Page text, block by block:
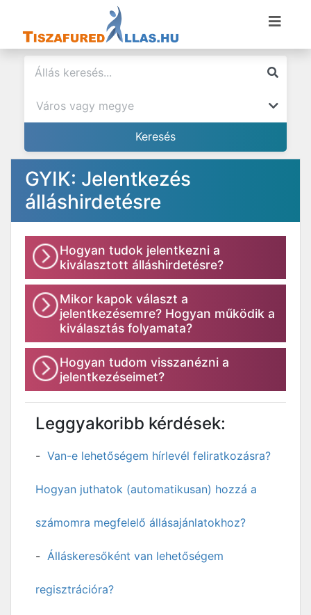
GYIK: Jelentkezés
álláshirdetésre
Hogyan tudok jelentkezni a
kiválasztott álláshirdetésre?
Mikor kapok választ a
jelentkezésemre? Hogyan működik a
kiválasztás folyamata?
Hogyan tudom visszanézni a
jelentkezéseimet?
Leggyakoribb kérdések:
Van-e lehetőségem hírlevél feliratkozásra?
Hogyan juthatok (automatikusan) hozzá a
számomra megfelelő állásajánlatokhoz?
Álláskeresőként van lehetőségem
regisztrációra?